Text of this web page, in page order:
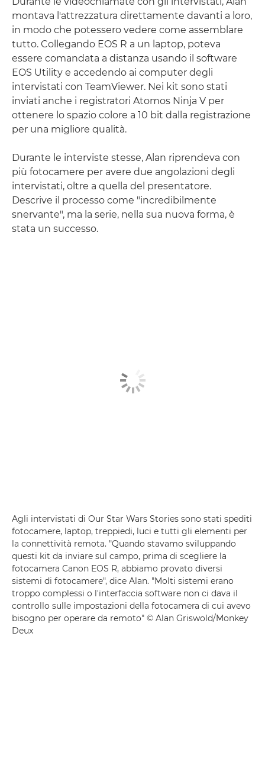
montava l'attrezzatura direttamente davanti a loro,
in modo che potessero vedere come assemblare
tutto. Collegando EOS R a un laptop, poteva
essere comandata a distanza usando il software
EOS Utility e accedendo ai computer degli
intervistati con TeamViewer. Nei kit sono stati
inviati anche i registratori Atomos Ninja V per
ottenere lo spazio colore a 10 bit dalla registrazione
per una migliore qualità.
Durante le interviste stesse, Alan riprendeva con
più fotocamere per avere due angolazioni degli
intervistati, oltre a quella del presentatore.
Descrive il processo come "incredibilmente
snervante", ma la serie, nella sua nuova forma, è
stata un successo.
Agli intervistati di Our Star Wars Stories sono stati spediti
fotocamere, laptop, treppiedi, luci e tutti gli elementi per
la connettività remota. "Quando stavamo sviluppando
questi kit da inviare sul campo, prima di scegliere la
fotocamera Canon EOS R, abbiamo provato diversi
sistemi di fotocamere", dice Alan. "Molti sistemi erano
troppo complessi o l'interfaccia software non ci dava il
controllo sulle impostazioni della fotocamera di cui avevo
bisogno per operare da remoto" © Alan Griswold/Monkey
Deux